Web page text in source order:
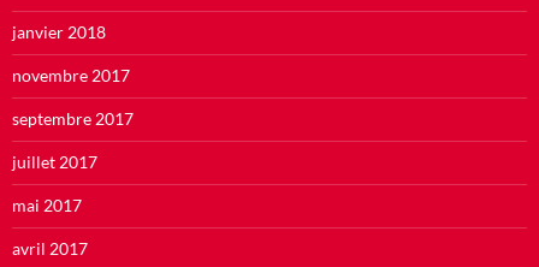
janvier 2018
novembre 2017
septembre 2017
juillet 2017
mai 2017
avril 2017